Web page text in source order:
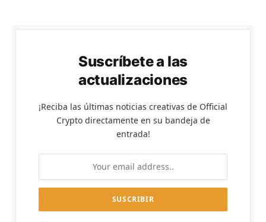
Suscríbete a las
actualizaciones
¡Reciba las últimas noticias creativas de Official
Crypto directamente en su bandeja de
entrada!